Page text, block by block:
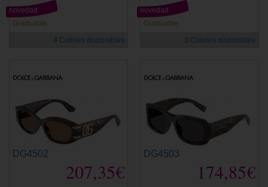
Graduable
novedad
4 Colores disponibles
Graduable
novedad
3 Colores disponibles
DG4502
207,35€
DG4503
174,85€